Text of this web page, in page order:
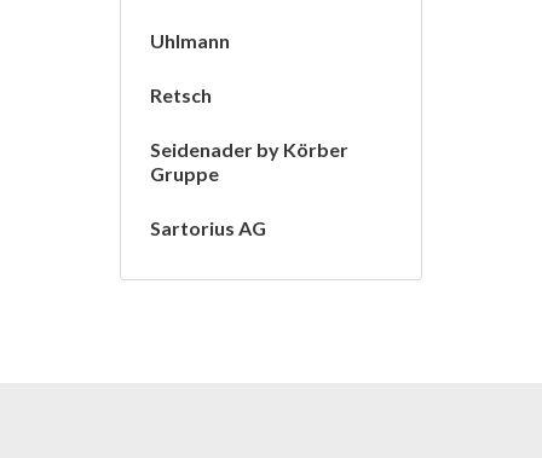
Uhlmann
Retsch
Seidenader by Körber
Gruppe
Sartorius AG